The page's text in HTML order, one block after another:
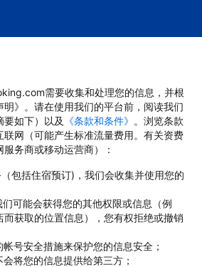
需要收集和处理您的信息，并根
》。请在使用我们的平台前，阅读我们
要如下）以及 《条款和条件》 。浏览条款
联网（可能产生标准流量费用。有关资费
务商或移动运营商）：
包括住宿预订)，我们会收集并使用您的
可能会获得您的其他权限或信息（例
获取的位置信息），您有权拒绝或撤销
号安全措施来保护您的信息安全；
将您的信息提供给第三方；